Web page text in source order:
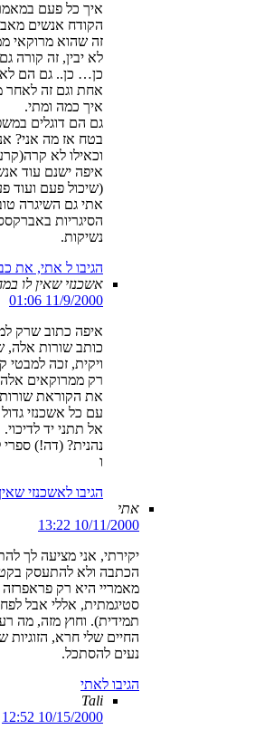
איך כל פעם
הקודח אנשים
זה שהוא מרוקאי
לא יבין, זה קורה
כן… כן.. גם הם לא
אחת וגם זה לאחר
איך כמה ומתי.
גם הם דוגלים
וכאילו לא
איפה ישנם עוד
(שיכול פעם ועוד
אתי גם השיגרה
הסיגריות
נשיקות.
הגיבו ל אתי, את
אשכנזי שאין לו
11/9/2000 01:06
איפה כתוב שרק
כותב שורות אלה,
ויקית, זכה
רק ממרוקאים
את הקוראת
עם כל אשכנזי
אל תתני יד לדיכוי.
נהנית? (דה!) ספרי
ו
הגיבו לאשכנזי
אתי
10/11/2000 13:22
יקירתי, אני מציעה לך
הכתבה ולא להתעסק
מאמריי היא רק פראפרזה
סטיגמתית, אללי אבל
תמידית). וחוץ מזה, מה
החיים שלי חרא, הזוגיות
נעים להסתכל.
הגיבו לאתי
Tali
10/15/2000 12:52